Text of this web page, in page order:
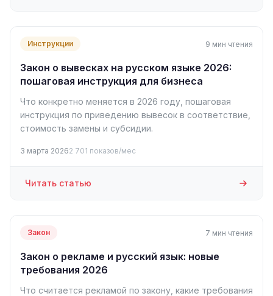
Инструкции 9 мин чтения
Закон о вывесках на русском языке 2026:
пошаговая инструкция для бизнеса
Что конкретно меняется в 2026 году, пошаговая
инструкция по приведению вывесок в соответствие,
стоимость замены и субсидии.
3 марта 20262 701 показов/мес
Читать статью
Закон 7 мин чтения
Закон о рекламе и русский язык: новые
требования 2026
Что считается рекламой по закону, какие требования